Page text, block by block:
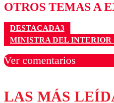
OTROS TEMAS A
DESTACADA3
MINISTRA DEL
Ver comentarios
Los comentarios son
LAS MÁS